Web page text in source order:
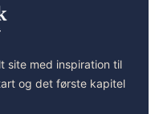
site med inspiration til
og det første kapitel